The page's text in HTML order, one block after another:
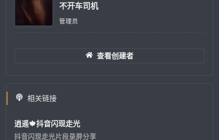
不开车司机
管理员
查看创建者
相关链接
逍遥🍁抖音闪现走光
抖音闪现走光片段录屏分享